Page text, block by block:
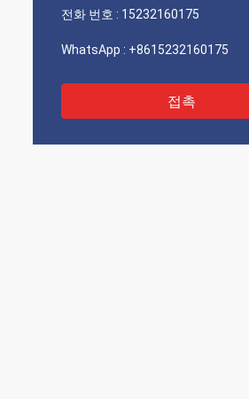
전화 번호 : 15232160175
WhatsApp : +8615232160175
접촉